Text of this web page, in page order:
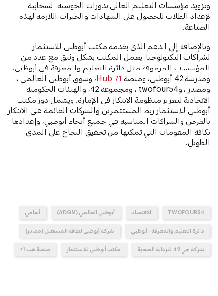
وتزويد مؤسسات التعليم العالي بدورات الحوسبة السحابية
لإعداد الطلاب للحصول على الشهادات والخبرات اللازمة لهذه
الصناعة.
وبالإضافة إلى الدعم الذي يقدمه مكتب أبوظبي للاستثمار
لشراكات التكنولوجيا، يعمل المكتب بشكل وثيق مع عدد من
المؤسسات المرموقة مثل دائرة التعليم والمعرفة في أبوظبي،
ومدرسة 42 أبوظبي، ومنصة
Hub 71، وسوق أبوظبي العالمي ،
ومصدر ، وtwofour54 ، ومجموعة 42، والهيئات الحكومية
الاتحادية لتعزيز منظومة الابتكار في الإمارة. ويشمل دور مكتب
أبوظبي للاستثمار ربط المستثمرين والشركات القائمة على الابتكار
بالفرص والشراكات المناسبة في جميع أنحاء أبوظبي، وإعدادها
بكافة المقومات التي تمكنها من تحقيق النجاح على المدى
الطويل.
TWOFOUR54 الاقتصاد أبوظبي العالمي (ADGM) أنغامي
دائرة التعليم والمعرفة - أبوظبي شركة أبوظبي لطاقة المستقبل (مصدر)
شركة جي 42 للرعاية الصحية مكتب أبوظبي للاستثمار منصة هب 71